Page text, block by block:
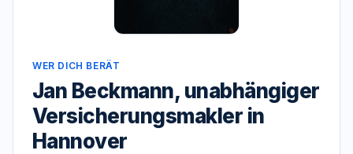
WER DICH BERÄT
Jan Beckmann, unabhängiger
Versicherungsmakler in
Hannover